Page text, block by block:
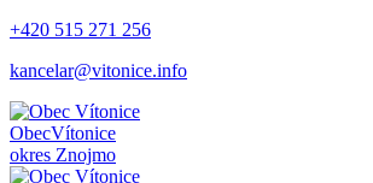
+420 515 271 256
kancelar@vitonice.info
ObecVítonice
okres Znojmo